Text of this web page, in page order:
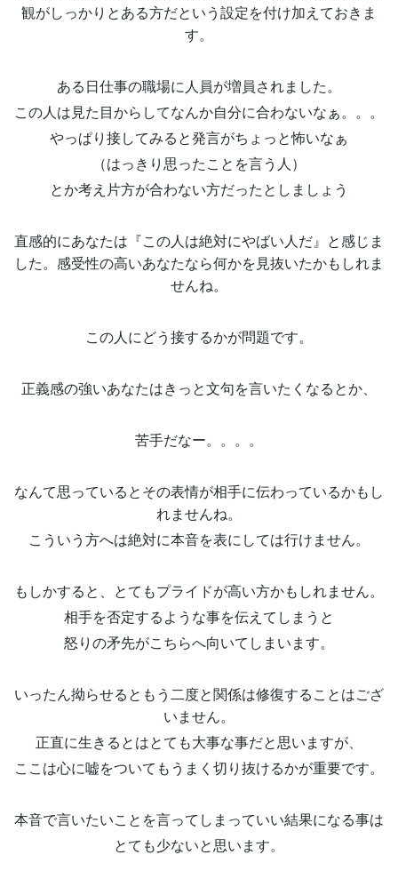
観がしっかりとある方だという設定を付け加えておきま
す。
ある日仕事の職場に人員が増員されました。
この人は見た目からしてなんか自分に合わないなぁ。。。
やっぱり接してみると発言がちょっと怖いなぁ
（はっきり思ったことを言う人）
とか考え片方が合わない方だったとしましょう
直感的にあなたは『この人は絶対にやばい人だ』と感じま
した。感受性の高いあなたなら何かを見抜いたかもしれま
せんね。
この人にどう接するかが問題です。
正義感の強いあなたはきっと文句を言いたくなるとか、
苦手だなー。。。。
なんて思っているとその表情が相手に伝わっているかもし
れませんね。
こういう方へは絶対に本音を表にしては行けません。
もしかすると、とてもプライドが高い方かもしれません。
相手を否定するような事を伝えてしまうと
怒りの矛先がこちらへ向いてしまいます。
いったん拗らせるともう二度と関係は修復することはござ
いません。
正直に生きるとはとても大事な事だと思いますが、
ここは心に嘘をついてもうまく切り抜けるかが重要です。
本音で言いたいことを言ってしまっていい結果になる事は
とても少ないと思います。